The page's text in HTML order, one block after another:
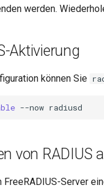
werden.
Aktivierung
können Sie
--now
von RADIUS
FreeRADIUS-Server